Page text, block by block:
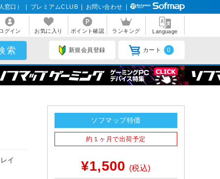
窓口） プレミアムCLUB お問い合わせ
ログイン お気に入り ポイント確認 ランキング Language
新規会員登録 カート 0
イ
ソフマップ特価
約１ヶ月で出荷予定
¥1,500 (税込)